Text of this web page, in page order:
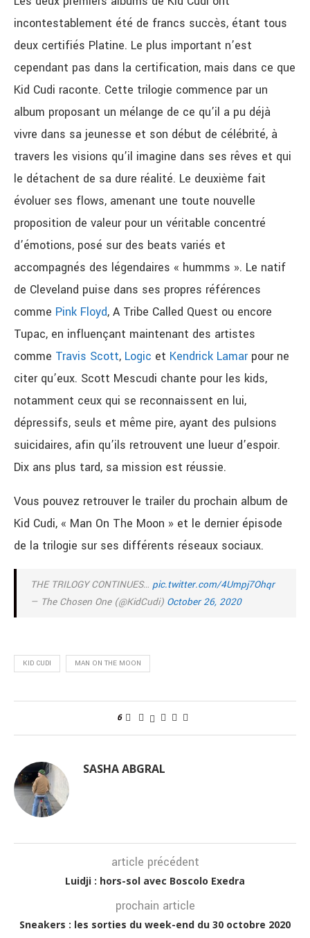
incontestablement été de francs succès, étant tous
deux certifiés Platine. Le plus important n’est
cependant pas dans la certification, mais dans ce que
Kid Cudi raconte. Cette trilogie commence par un
album proposant un mélange de ce qu’il a pu déjà
vivre dans sa jeunesse et son début de célébrité, à
travers les visions qu’il imagine dans ses rêves et qui
le détachent de sa dure réalité. Le deuxième fait
évoluer ses flows, amenant une toute nouvelle
proposition de valeur pour un véritable concentré
d’émotions, posé sur des beats variés et
accompagnés des légendaires « hummms ». Le natif
de Cleveland puise dans ses propres références
comme Pink Floyd, A Tribe Called Quest ou encore
Tupac, en influençant maintenant des artistes
comme Travis Scott, Logic et Kendrick Lamarpour ne
citer qu’eux. Scott Mescudi chante pour les kids,
notamment ceux qui se reconnaissent en lui,
dépressifs, seuls et même pire, ayant des pulsions
suicidaires, afin qu’ils retrouvent une lueur d’espoir.
Dix ans plus tard, sa mission est réussie.
Vous pouvez retrouver le trailer du prochain album de
Kid Cudi, « Man On The Moon » et le dernier épisode
de la trilogie sur ses différents réseaux sociaux.
THE TRILOGY CONTINUES… pic.twitter.com/4Umpj7Ohqr
— The Chosen One (@KidCudi) October 26, 2020
KID CUDI MAN ON THE MOON
6
SASHA ABGRAL
article précédent
Luidji : hors-sol avec Boscolo Exedra
prochain article
Sneakers : les sorties du week-end du 30 octobre 2020